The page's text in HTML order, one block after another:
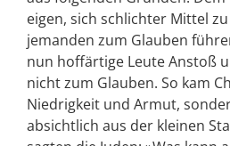
eigen, sich schlichter Mittel
jemanden zum Glauben
nun hoffärtige Leute Anstoß
nicht zum Glauben. So kam
Niedrigkeit und Armut,
absichtlich aus der kleinen